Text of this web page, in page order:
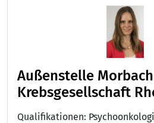
Außenstelle
Krebsgesellschaft
Qualifikationen: